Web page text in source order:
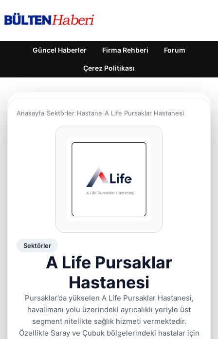
Güncel Haberler Firma Rehberi Forum
Çerez Politikası
Anasayfa Sektörler Hastane A Life Pursaklar Hastanesi
Sektörler
A Life Pursaklar
Hastanesi
Pursaklar’da yükselen A Life Pursaklar Hastanesi,
havalimanı yolu üzerindeki ayrıcalıklı yeriyle üst
segment nitelikte sağlık hizmeti vermektedir.
Özellikle Saray ve Çubuk bölgelerindeki hastalar için